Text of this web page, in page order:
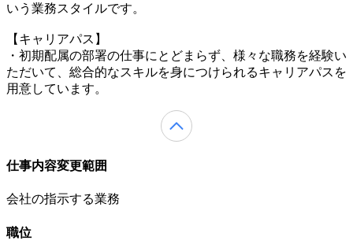
いう業務スタイルです。
【キャリアパス】
・初期配属の部署の仕事にとどまらず、様々な職務を経験い
ただいて、総合的なスキルを身につけられるキャリアパスを
用意しています。
仕事内容変更範囲
会社の指示する業務
職位